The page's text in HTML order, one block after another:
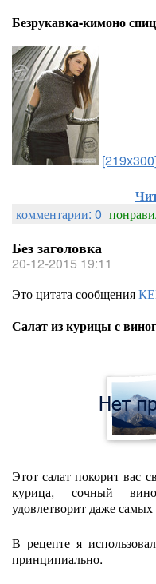
Безрукавка-кимоно
комментарии: 0
Без заголовка
20-12-2015 19:11
Это цитата сообщения
Салат из курицы с
Этот салат покорит вас
курица, сочный
удовлетворит даже
В рецепте я
принципиально.